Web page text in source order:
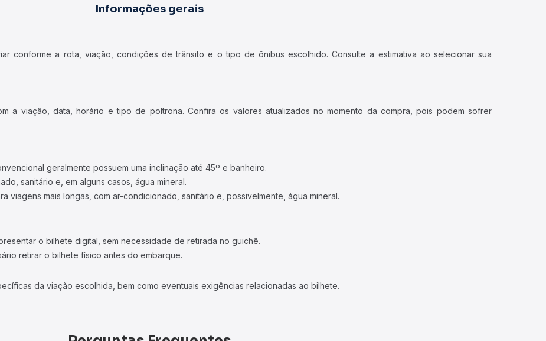
Informações gerais
conforme a rota, viação, condições de trânsito e o tipo de ônibus escolhido. Consulte a estimativa ao selecionar sua
a viação, data, horário e tipo de poltrona. Confira os valores atualizados no momento da compra, pois podem sofrer
geralmente possuem uma inclinação até 45º e banheiro.
sanitário e, em alguns casos, água mineral.
viagens mais longas, com ar-condicionado, sanitário e, possivelmente, água mineral.
o bilhete digital, sem necessidade de retirada no guichê.
retirar o bilhete físico antes do embarque.
da viação escolhida, bem como eventuais exigências relacionadas ao bilhete.